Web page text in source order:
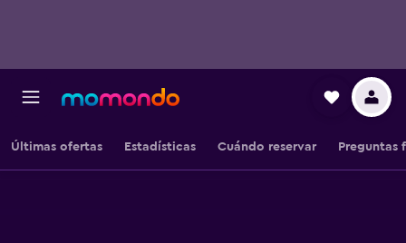
Últimas ofertas Estadísticas Cuándo reservar Preguntas